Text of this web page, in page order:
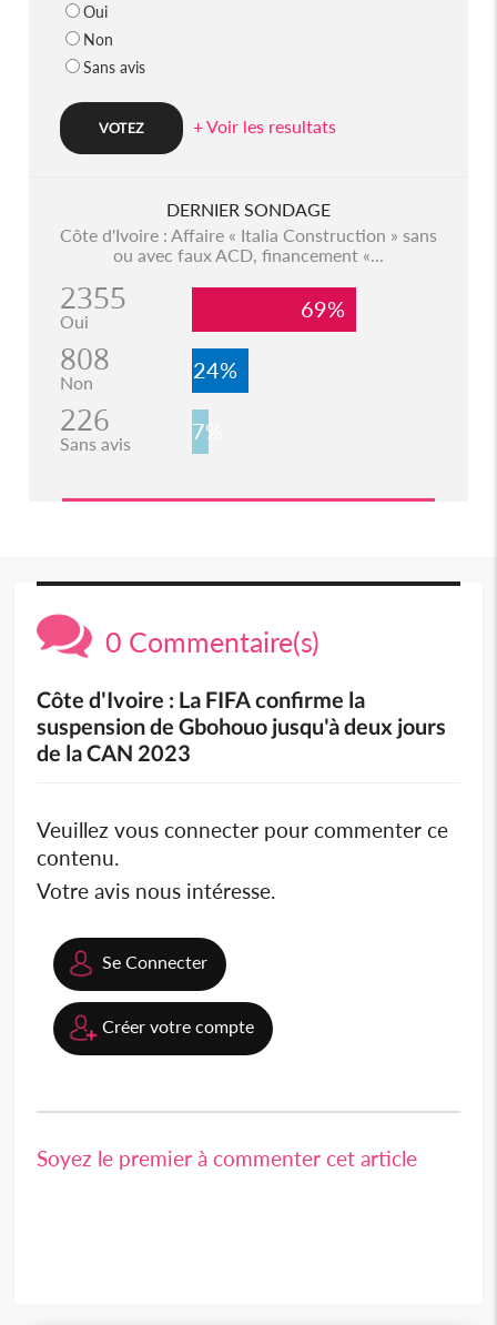
Oui
Non
Sans avis
+ Voir les resultats
DERNIER SONDAGE
Côte d'Ivoire : Affaire « Italia Construction » sans
ou avec faux ACD, financement «...
2355
Oui 69%
808
Non 24%
226
Sans avis 7%
0 Commentaire(s)
Côte d'Ivoire : La FIFA confirme la
suspension de Gbohouo jusqu'à deux jours
de la CAN 2023
Veuillez vous connecter pour commenter ce
contenu.
Votre avis nous intéresse.
Se Connecter
Créer votre compte
Soyez le premier à commenter cet article